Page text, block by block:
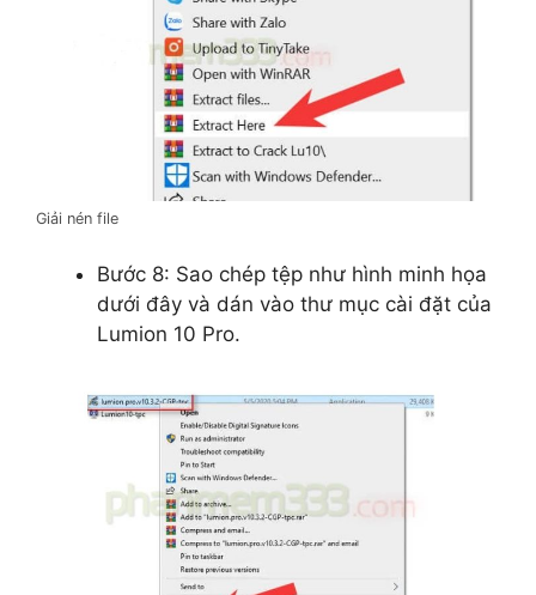
Giải nén file
Bước 8: Sao chép tệp như hình minh họa
dưới đây và dán vào thư mục cài đặt của
Lumion 10 Pro.